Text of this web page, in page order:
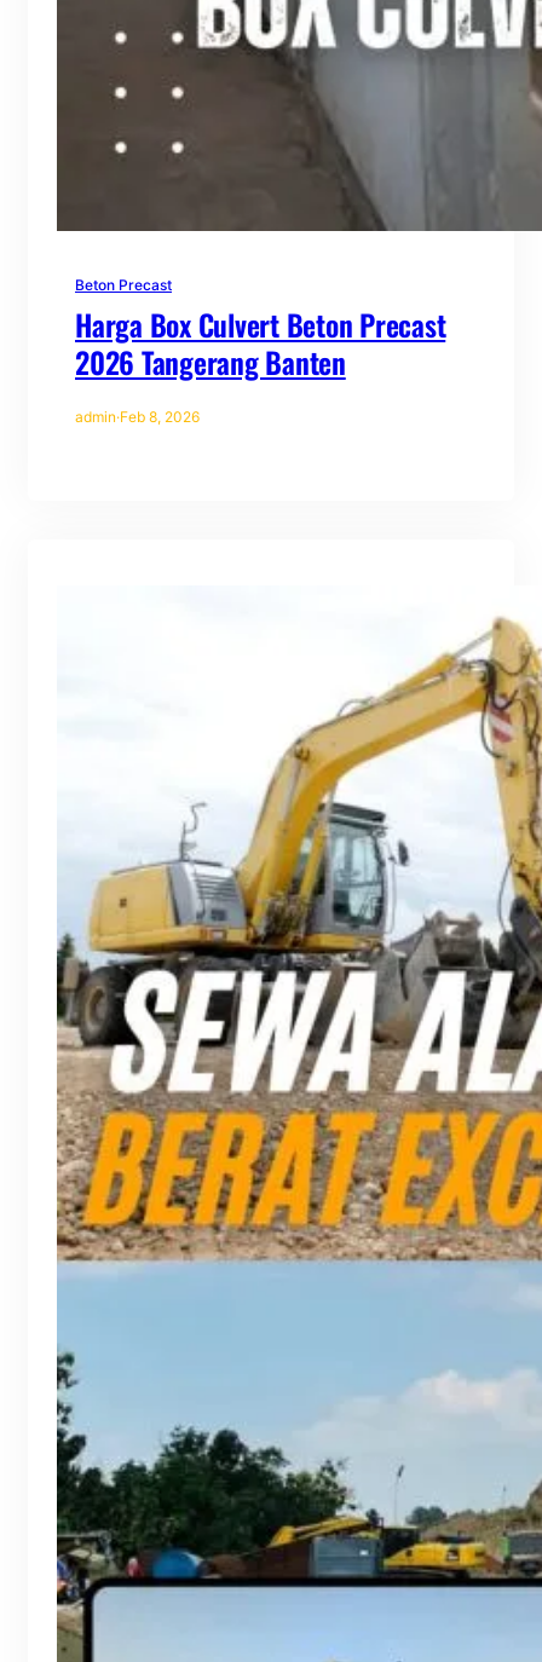
Beton Precast
Harga Box Culvert Beton Precast
2026 Tangerang Banten
admin·Feb 8, 2026